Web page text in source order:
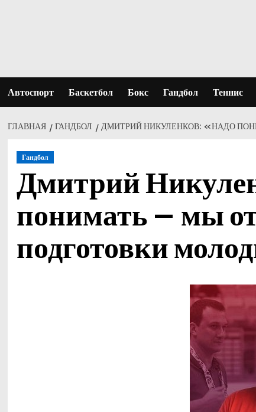
Автоспорт Баскетбол Бокс Гандбол Теннис
ГЛАВНАЯ ГАНДБОЛ ДМИТРИЙ НИКУЛЕНКОВ: «НАДО
Гандбол
Дмитрий
понимать – мы
подготовки